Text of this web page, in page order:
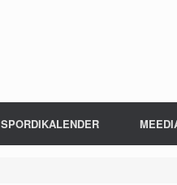
SPORDIKALENDER